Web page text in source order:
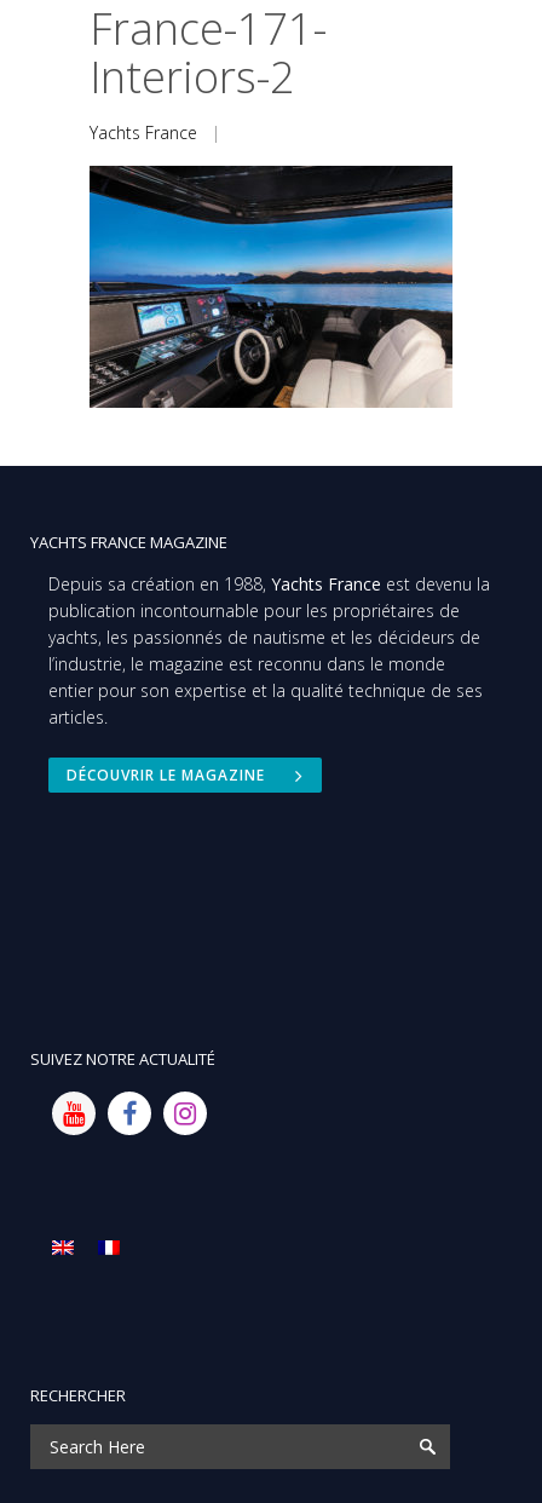
France-171-
Interiors-2
Yachts France |
YACHTS FRANCE MAGAZINE
Depuis sa création en 1988, Yachts France est devenu la
publication incontournable pour les propriétaires de
yachts, les passionnés de nautisme et les décideurs de
l’industrie, le magazine est reconnu dans le monde
entier pour son expertise et la qualité technique de ses
articles.
DÉCOUVRIR LE MAGAZINE
SUIVEZ NOTRE ACTUALITÉ
RECHERCHER